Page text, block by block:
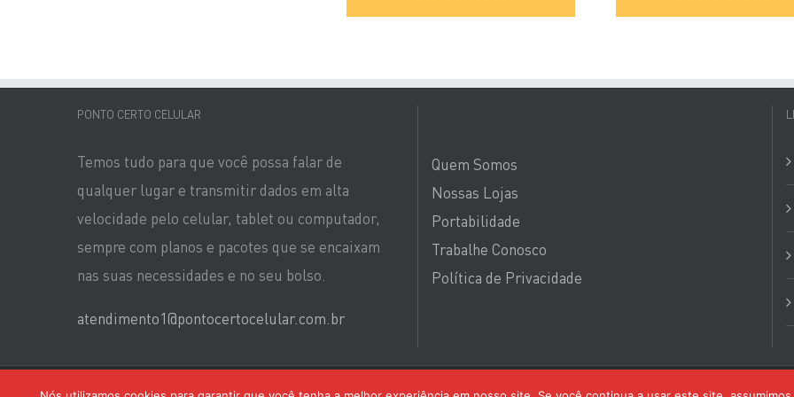
PONTO CERTO CELULAR
Temos tudo para que você possa falar de
qualquer lugar e transmitir dados em alta
velocidade pelo celular, tablet ou computador,
sempre com planos e pacotes que se encaixam
nas suas necessidades e no seu bolso.
atendimento1@pontocertocelular.com.br
Quem Somos
Nossas Lojas
Portabilidade
Trabalhe Conosco
Política de Privacidade
Copyright 2026Ponto Certo Claro| Todos os direitos reservados | Desenvolvido porAvancyber Marketing Digital